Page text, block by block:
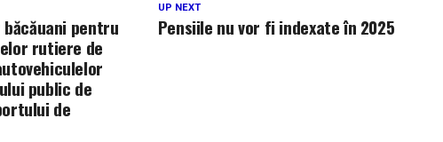
UP NEXT
Pensiile nu vor fi indexate în 2025
pentru
rutiere de
public de
de